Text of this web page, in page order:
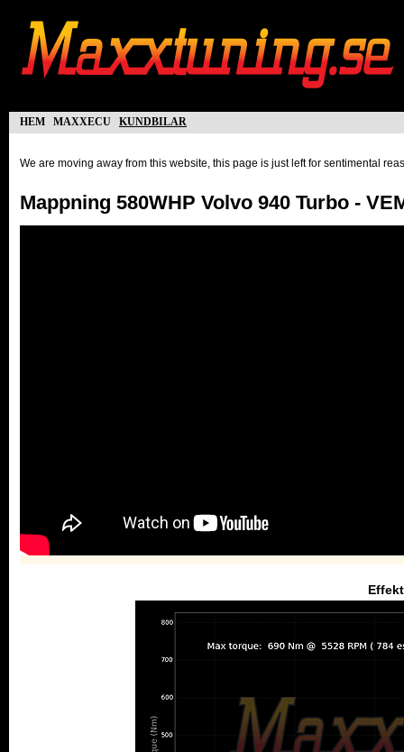
hem maxxecu kundbilar
We are moving away from this website, this page is just left for sentimental
Mappning 580WHP Volvo 940 Turbo -